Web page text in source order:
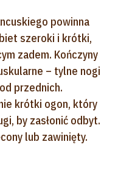
powinna
szeroki i krótki,
zadem. Kończyny
– tylne nogi
przednich.
krótki ogon, który
by zasłonić odbyt.
lub zawinięty.